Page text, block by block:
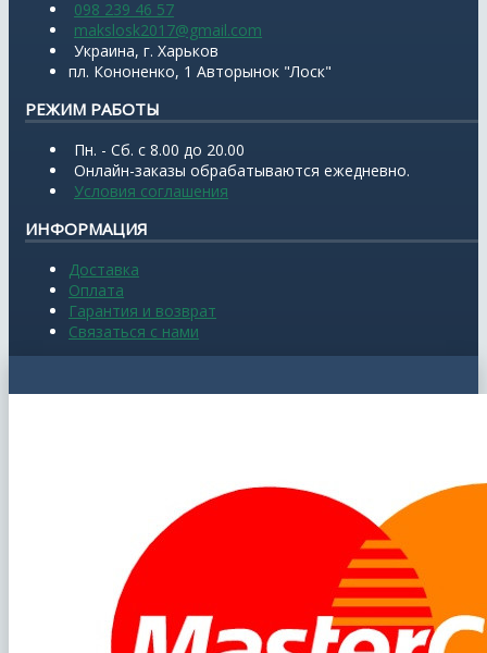
098 239 46 57
makslosk2017@gmail.com
Украина, г. Харьков
пл. Кононенко, 1 Авторынок "Лоск"
РЕЖИМ РАБОТЫ
Пн. - Сб. с 8.00 до 20.00
Онлайн-заказы обрабатываются ежедневно.
Условия соглашения
ИНФОРМАЦИЯ
Доставка
Оплата
Гарантия и возврат
Связаться с нами